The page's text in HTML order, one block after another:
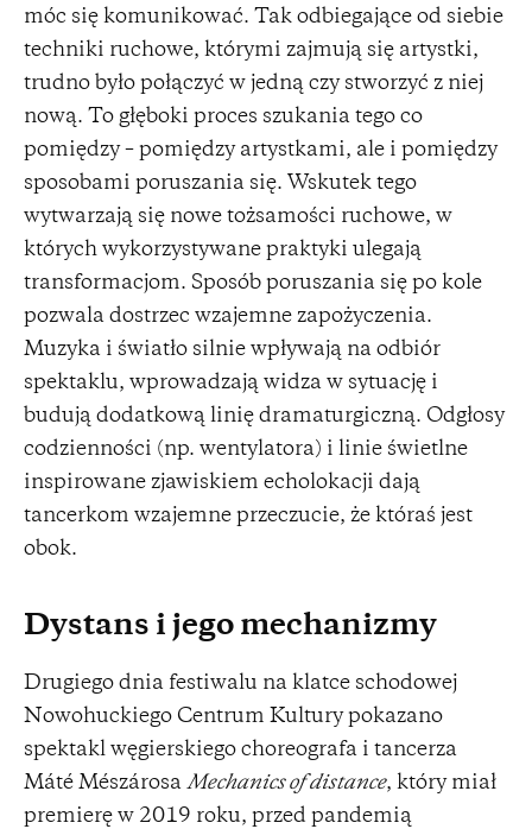
móc się komunikować. Tak odbiegające od siebie
techniki ruchowe, którymi zajmują się artystki,
trudno było połączyć w jedną czy stworzyć z niej
nową. To głęboki proces szukania tego co
pomiędzy – pomiędzy artystkami, ale i pomiędzy
sposobami poruszania się. Wskutek tego
wytwarzają się nowe tożsamości ruchowe, w
których wykorzystywane praktyki ulegają
transformacjom. Sposób poruszania się po kole
pozwala dostrzec wzajemne zapożyczenia.
Muzyka i światło silnie wpływają na odbiór
spektaklu, wprowadzają widza w sytuację i
budują dodatkową linię dramaturgiczną. Odgłosy
codzienności (np. wentylatora) i linie świetlne
inspirowane zjawiskiem echolokacji dają
tancerkom wzajemne przeczucie, że któraś jest
obok.
Dystans i jego mechanizmy
Drugiego dnia festiwalu na klatce schodowej
Nowohuckiego Centrum Kultury pokazano
spektakl węgierskiego choreografa i tancerza
Máté Mészárosa Mechanics of distance, który miał
premierę w 2019 roku, przed pandemią